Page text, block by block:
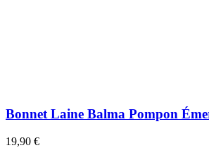
Bonnet Laine Balma Pompon
19,90 €